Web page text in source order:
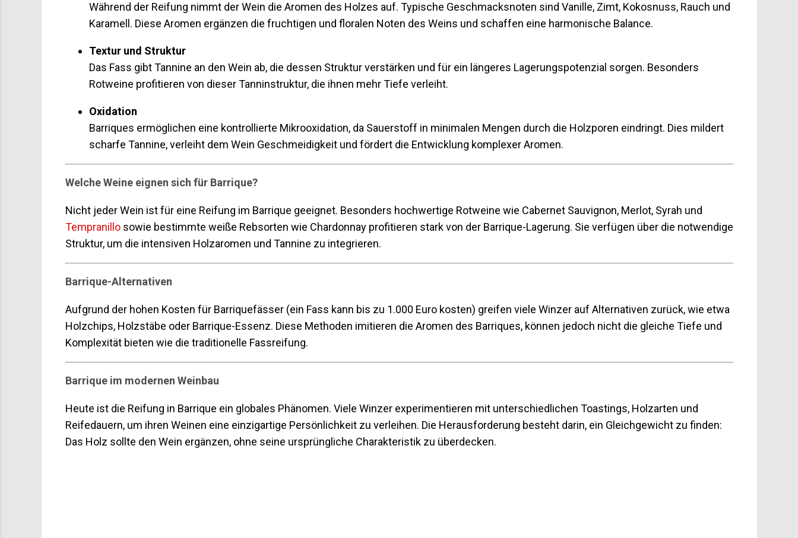
Während der Reifung nimmt der Wein die Aromen des Holzes auf. Typische Geschmacksnoten sind Vanille, Zimt, Kokosnuss, Rauch und
Karamell. Diese Aromen ergänzen die fruchtigen und floralen Noten des Weins und schaffen eine harmonische Balance.
Textur und Struktur
Das Fass gibt Tannine an den Wein ab, die dessen Struktur verstärken und für ein längeres Lagerungspotenzial sorgen. Besonders
Rotweine profitieren von dieser Tanninstruktur, die ihnen mehr Tiefe verleiht.
Oxidation
Barriques ermöglichen eine kontrollierte Mikrooxidation, da Sauerstoff in minimalen Mengen durch die Holzporen eindringt. Dies mildert
scharfe Tannine, verleiht dem Wein Geschmeidigkeit und fördert die Entwicklung komplexer Aromen.
Welche Weine eignen sich für Barrique?
Nicht jeder Wein ist für eine Reifung im Barrique geeignet. Besonders hochwertige Rotweine wie Cabernet Sauvignon, Merlot, Syrah und
Tempranillosowie bestimmte weiße Rebsorten wie Chardonnay profitieren stark von der Barrique-Lagerung. Sie verfügen über die notwendige
Struktur, um die intensiven Holzaromen und Tannine zu integrieren.
Barrique-Alternativen
Aufgrund der hohen Kosten für Barriquefässer (ein Fass kann bis zu 1.000 Euro kosten) greifen viele Winzer auf Alternativen zurück, wie etwa
Holzchips, Holzstäbe oder Barrique-Essenz. Diese Methoden imitieren die Aromen des Barriques, können jedoch nicht die gleiche Tiefe und
Komplexität bieten wie die traditionelle Fassreifung.
Barrique im modernen Weinbau
Heute ist die Reifung in Barrique ein globales Phänomen. Viele Winzer experimentieren mit unterschiedlichen Toastings, Holzarten und
Reifedauern, um ihren Weinen eine einzigartige Persönlichkeit zu verleihen. Die Herausforderung besteht darin, ein Gleichgewicht zu finden:
Das Holz sollte den Wein ergänzen, ohne seine ursprüngliche Charakteristik zu überdecken.